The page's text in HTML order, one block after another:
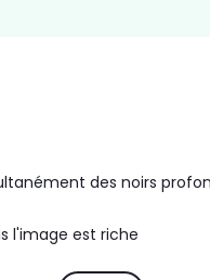
des noirs
l'image est riche